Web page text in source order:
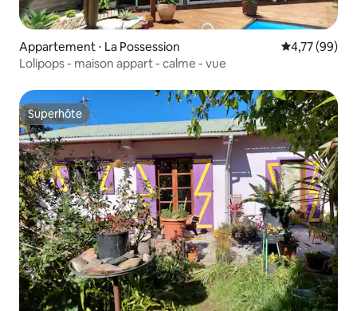
Appartement ⋅ La Possession Évaluation
4,77 (99)
Lolipops - maison appart - calme - vue
Superhôte
Superhôte